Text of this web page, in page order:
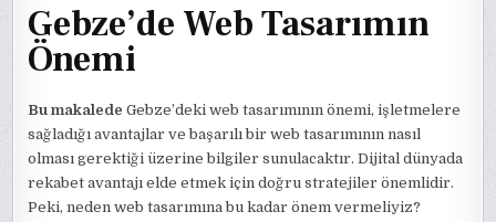
ONEMI
Gebze’de Web Tasarımın
Önemi
Bu makalede Gebze’deki web tasarımının önemi, işletmelere
sağladığı avantajlar ve başarılı bir web tasarımının nasıl
olması gerektiği üzerine bilgiler sunulacaktır. Dijital dünyada
rekabet avantajı elde etmek için doğru stratejiler önemlidir.
Peki, neden web tasarımına bu kadar önem vermeliyiz?